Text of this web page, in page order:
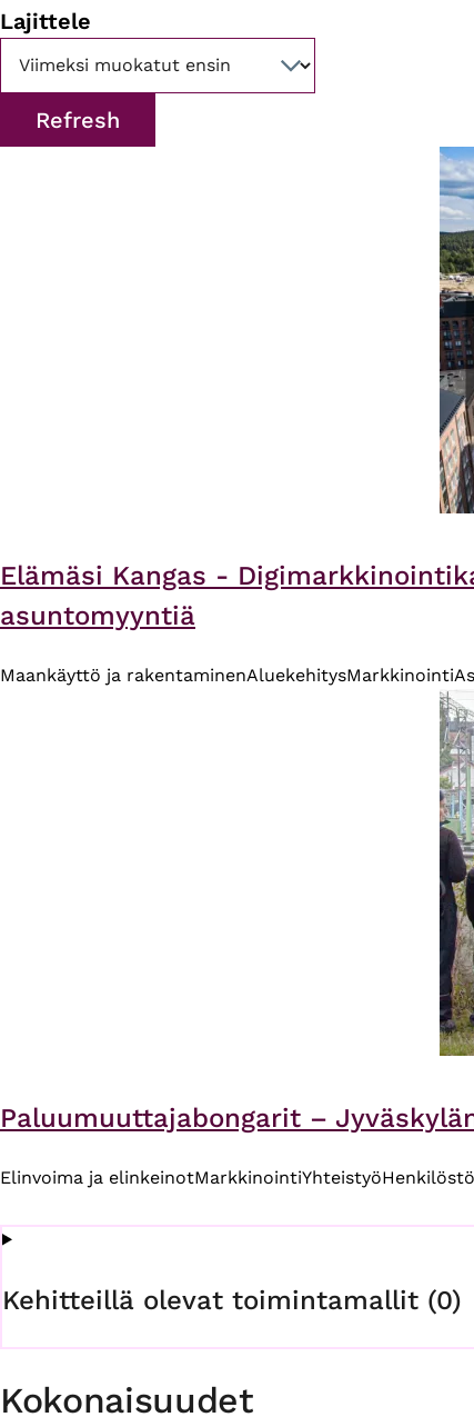
Lajittele
Elämäsi Kangas -
asuntomyyntiä
Maankäyttö ja rakentaminenAluekehitysMarkkinointi
Paluumuuttajabongarit –
Elinvoima ja elinkeinotMarkkinointiYhteistyö
Kehitteillä olevat toimintamallit (0)
Kokonaisuudet